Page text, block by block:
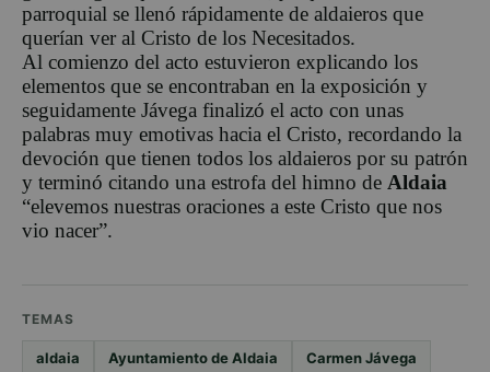
parroquial se llenó rápidamente de aldaieros que
querían ver al Cristo de los Necesitados.
Al comienzo del acto estuvieron explicando los
elementos que se encontraban en la exposición y
seguidamente Jávega finalizó el acto con unas
palabras muy emotivas hacia el Cristo, recordando la
devoción que tienen todos los aldaieros por su patrón
y terminó citando una estrofa del himno de Aldaia
“elevemos nuestras oraciones a este Cristo que nos
vio nacer”.
TEMAS
aldaia Ayuntamiento de Aldaia Carmen Jávega